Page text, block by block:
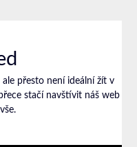
přesto není ideální žít v
stačí navštívit náš web